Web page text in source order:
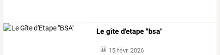
Le gîte d'etape "bsa"
15 févr. 2026